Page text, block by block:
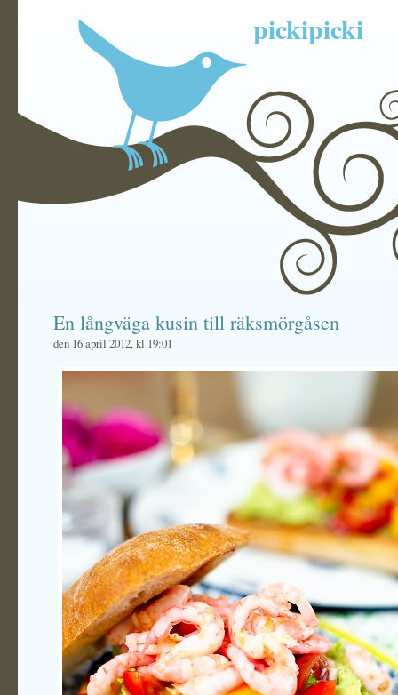
pickipicki
En långväga kusin till räksmörgåsen
den 16 april 2012, kl 19:01